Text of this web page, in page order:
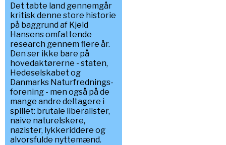
Det tabte land gennemgår
kritisk denne store historie
på baggrund af Kjeld
Hansens omfattende
research gennem flere år.
Den ser ikke bare på
hovedaktørerne - staten,
Hedeselskabet og
Danmarks Naturfrednings-
forening - men også på de
mange andre deltagere i
spillet: brutale liberalister,
naive naturelskere,
nazister, lykkeriddere og
alvorsfulde nyttemænd.